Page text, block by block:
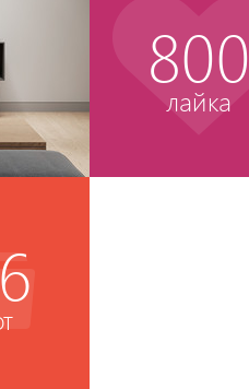
800
лайка